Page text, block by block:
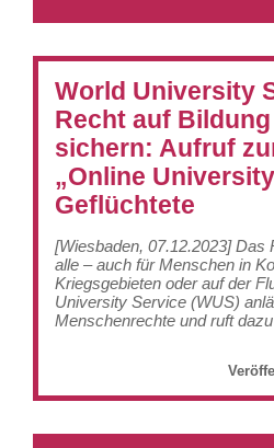
World University
Recht auf
sichern: Aufruf
„Online
Geflüchtete
[Wiesbaden, 07.12.2023] Das
alle – auch für Menschen in
Kriegsgebieten oder auf der
University Service (WUS)
Menschenrechte und ruft